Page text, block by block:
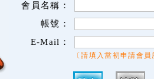
會員名稱：
帳號：
E-Mail：
〔請填入當初申請會